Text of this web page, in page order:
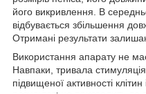
його викривлення. В
відбувається збільшення
Отримані результати
Використання апарату не
Навпаки, тривала
підвищеної активності